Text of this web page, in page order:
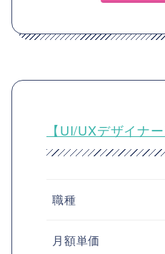
【UI/UXデザイナ
職種
月額単価